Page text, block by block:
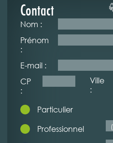
Contact
Nom :
Prénom
:
E-mail :
CP
:
Ville
:
Particulier
Professionnel